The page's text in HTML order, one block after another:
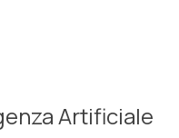
Artificiale